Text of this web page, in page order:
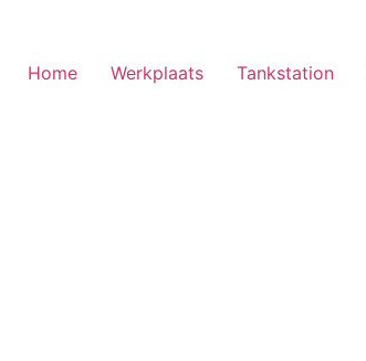
Home Werkplaats Tankstation